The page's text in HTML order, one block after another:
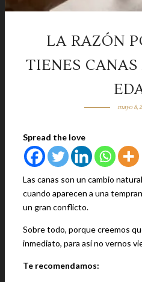
LA RAZÓN
TIENES
mayo 8,
Spread the love
Las canas son un cambio
cuando aparecen a una
un gran conflicto.
Sobre todo, porque creemos
inmediato, para así no vernos
Te recomendamos: